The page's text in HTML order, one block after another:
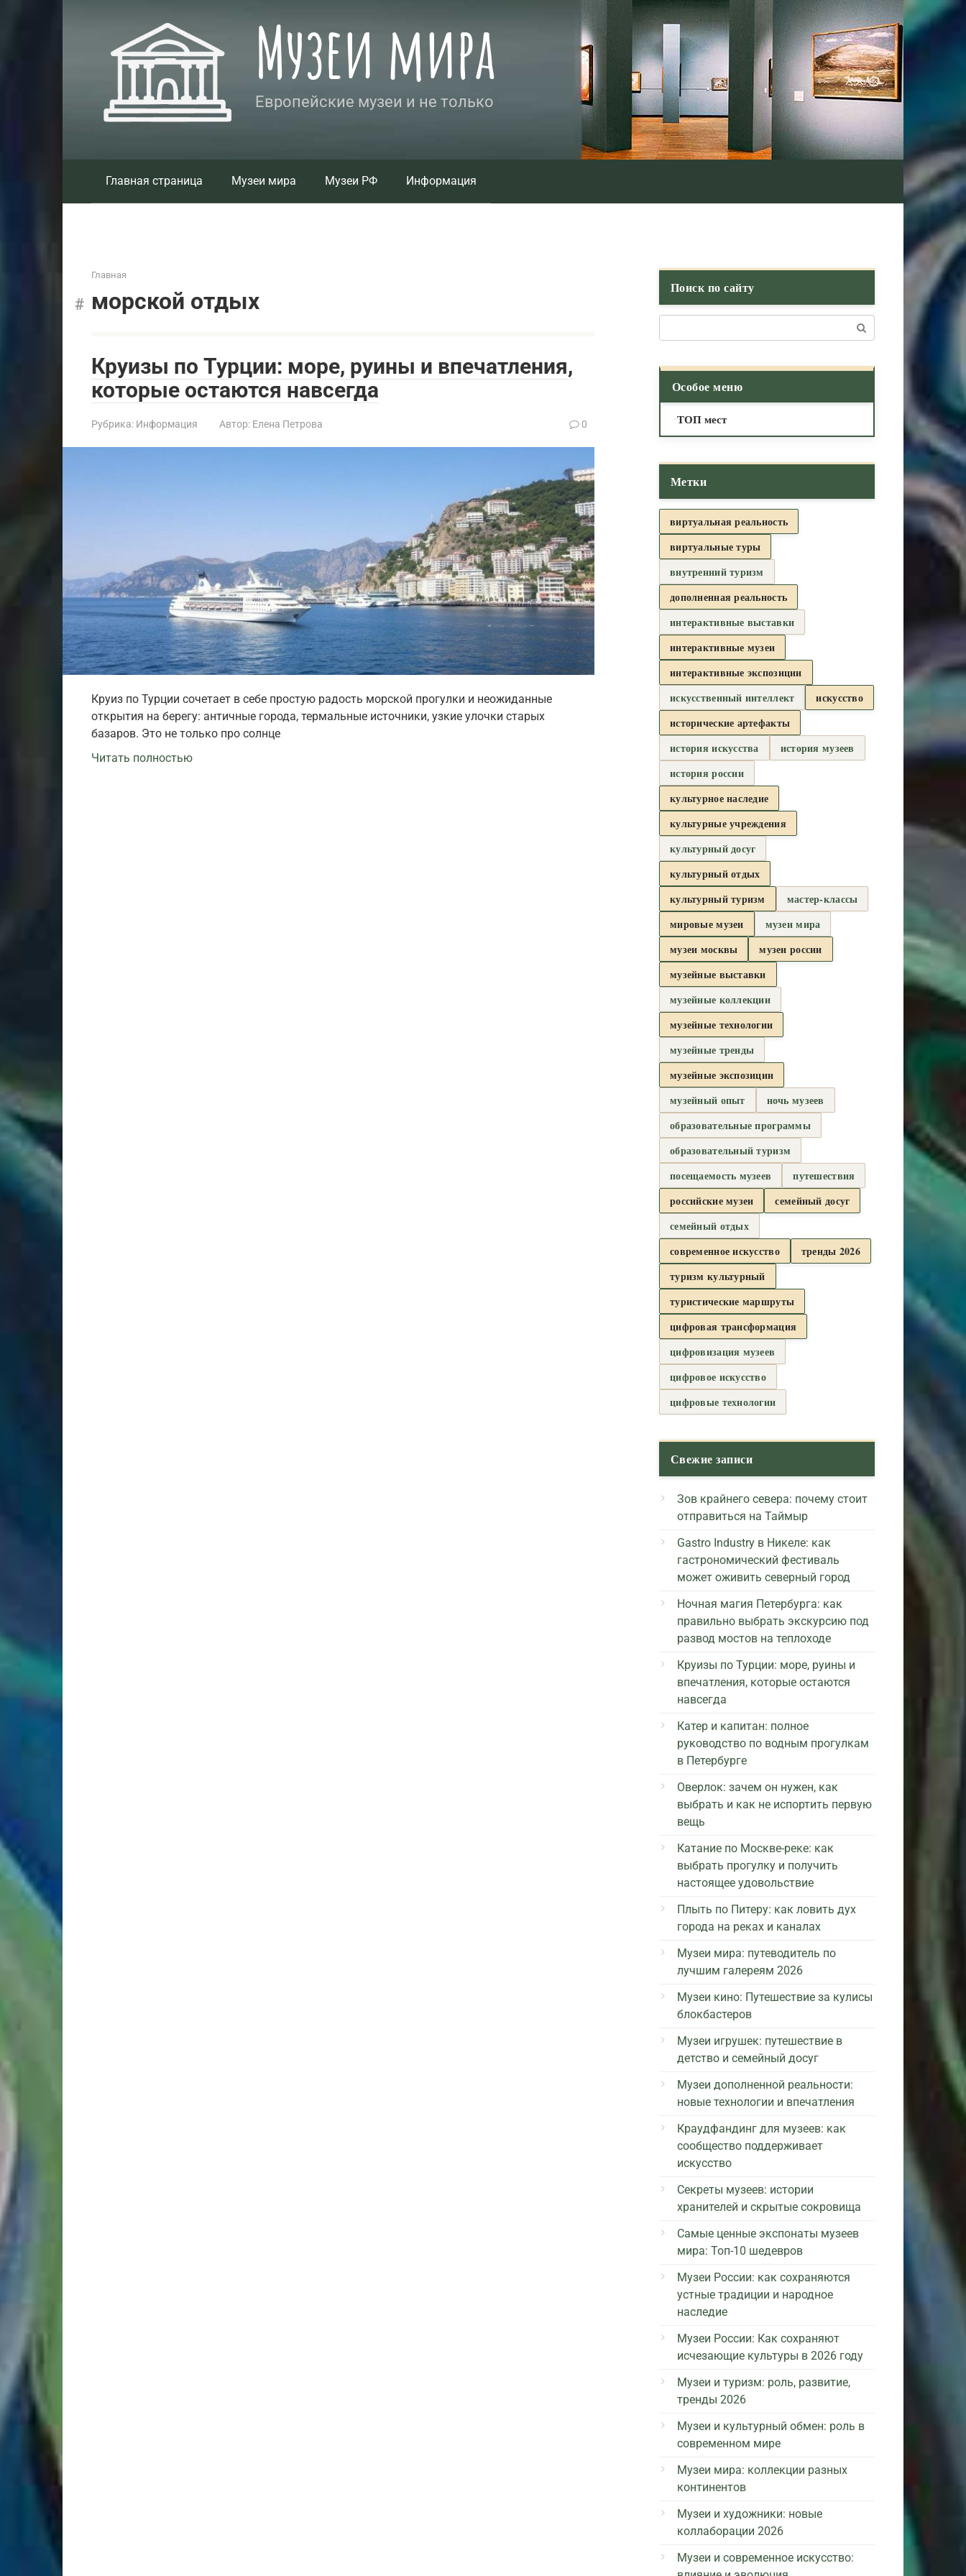
Музеи мира
Европейские музеи и не только
Главная страница Музеи мира Музеи РФ Информация
Главная
морской отдых
Круизы по Турции: море, руины и впечатления,
которые остаются навсегда
Рубрика: Информация Автор: Елена Петрова 0
Круиз по Турции сочетает в себе простую радость морской прогулки и неожиданные
открытия на берегу: античные города, термальные источники, узкие улочки старых
базаров. Это не только про солнце
Читать полностью
Поиск по сайту
Особое меню
ТОП мест
Метки
виртуальная реальность
виртуальные туры
внутренний туризм
дополненная реальность
интерактивные выставки
интерактивные музеи
интерактивные экспозиции
искусственный интеллект
искусство
исторические артефакты
история искусства
история музеев
история россии
культурное наследие
культурные учреждения
культурный досуг
культурный отдых
культурный туризм
мастер-классы
мировые музеи
музеи мира
музеи москвы
музеи россии
музейные выставки
музейные коллекции
музейные технологии
музейные тренды
музейные экспозиции
музейный опыт
ночь музеев
образовательные программы
образовательный туризм
посещаемость музеев
путешествия
российские музеи
семейный досуг
семейный отдых
современное искусство
тренды 2026
туризм культурный
туристические маршруты
цифровая трансформация
цифровизация музеев
цифровое искусство
цифровые технологии
Свежие записи
Зов крайнего севера: почему стоит
отправиться на Таймыр
Gastro Industry в Никеле: как
гастрономический фестиваль
может оживить северный город
Ночная магия Петербурга: как
правильно выбрать экскурсию под
развод мостов на теплоходе
Круизы по Турции: море, руины и
впечатления, которые остаются
навсегда
Катер и капитан: полное
руководство по водным прогулкам
в Петербурге
Оверлок: зачем он нужен, как
выбрать и как не испортить первую
вещь
Катание по Москве-реке: как
выбрать прогулку и получить
настоящее удовольствие
Плыть по Питеру: как ловить дух
города на реках и каналах
Музеи мира: путеводитель по
лучшим галереям 2026
Музеи кино: Путешествие за кулисы
блокбастеров
Музеи игрушек: путешествие в
детство и семейный досуг
Музеи дополненной реальности:
новые технологии и впечатления
Краудфандинг для музеев: как
сообщество поддерживает
искусство
Секреты музеев: истории
хранителей и скрытые сокровища
Самые ценные экспонаты музеев
мира: Топ-10 шедевров
Музеи России: как сохраняются
устные традиции и народное
наследие
Музеи России: Как сохраняют
исчезающие культуры в 2026 году
Музеи и туризм: роль, развитие,
тренды 2026
Музеи и культурный обмен: роль в
современном мире
Музеи мира: коллекции разных
континентов
Музеи и художники: новые
коллаборации 2026
Музеи и современное искусство: